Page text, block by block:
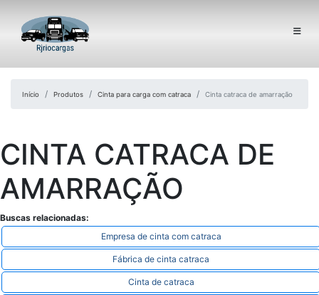
Início Produtos Cinta para carga com catraca Cinta catraca de amarração
CINTA CATRACA DE
AMARRAÇÃO
Buscas relacionadas:
Empresa de cinta com catraca
Fábrica de cinta catraca
Cinta de catraca